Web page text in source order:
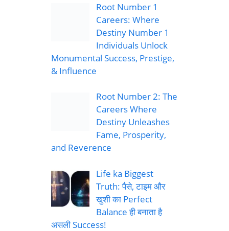
Root Number 1
Careers: Where
Destiny Number 1
Individuals Unlock
Monumental Success, Prestige,
& Influence
Root Number 2: The
Careers Where
Destiny Unleashes
Fame, Prosperity,
and Reverence
Life ka Biggest
Truth: पैसे, टाइम और
खुशी का Perfect
Balance ही बनाता है
असली Success!